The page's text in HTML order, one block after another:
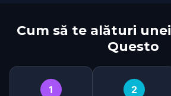
Cum să te alături
Questo
1 2